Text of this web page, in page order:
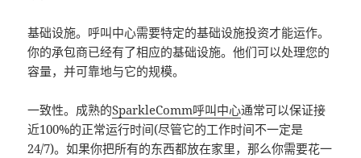
基础设施。呼叫中心需要特定的基础设施投资才能运作。
你的承包商已经有了相应的基础设施。他们可以处理您的
容量，并可靠地与它的规模。
一致性。成熟的SparkleComm呼叫中心通常可以保证接
近100%的正常运行时间(尽管它的工作时间不一定是
24/7)。如果你把所有的东西都放在家里，那么你需要花一